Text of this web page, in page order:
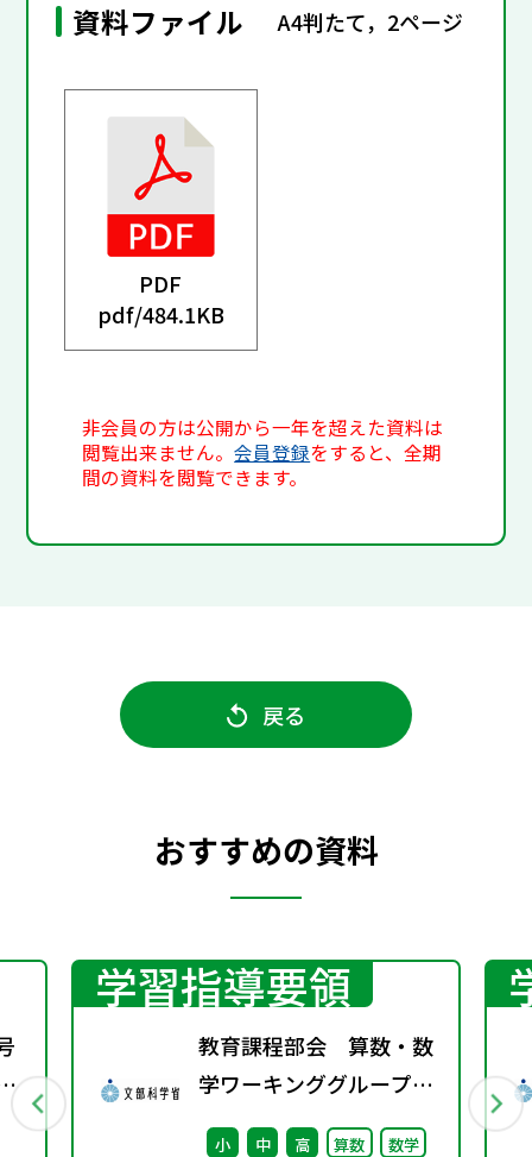
資料ファイル A4判たて，2ページ
PDF
pdf/484.1KB
非会員の方は公開から一年を超えた資料は
閲覧出来ません。会員登録をすると、全期
間の資料を閲覧できます。
戻る
おすすめの資料
学習指導要領
教育課程部会 算数・数
学ワーキンググループ
（第6回） 配付資料
小 中 高 算数 数学